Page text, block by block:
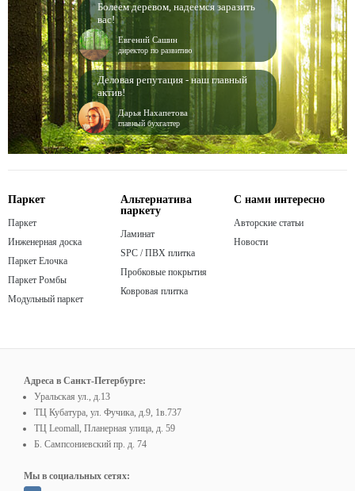
Болеем деревом, надеемся заразить
вас!
Евгений Сашин
директор по развитию
Деловая репутация - наш главный
актив!
Дарья Нахапетова
главный бухгалтер
Паркет
Паркет
Инженерная доска
Паркет Елочка
Паркет Ромбы
Модульный паркет
Альтернатива
паркету
Ламинат
SPC / ПВХ плитка
Пробковые покрытия
Ковровая плитка
С нами интересно
Авторские статьи
Новости
Адреса в Санкт-Петербурге:
Уральская ул., д.13
ТЦ Кубатура, ул. Фучика, д.9, 1в.737
ТЦ Leomall, Планерная улица, д. 59
Б. Сампсониевский пр. д. 74
Мы в социальных сетях: